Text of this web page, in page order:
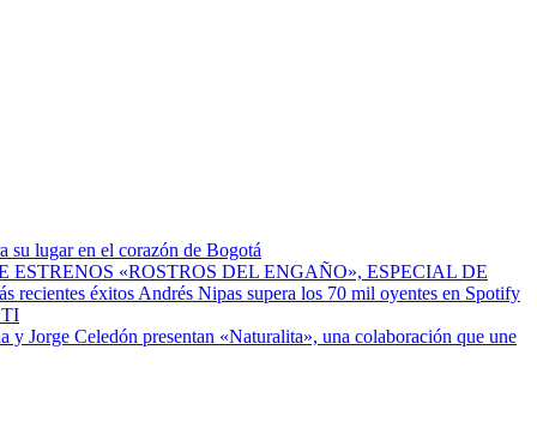
su lugar en el corazón de Bogotá
ESTRENOS «ROSTROS DEL ENGAÑO», ESPECIAL DE
Andrés Nipas supera los 70 mil oyentes en Spotify
y Jorge Celedón presentan «Naturalita», una colaboración que une